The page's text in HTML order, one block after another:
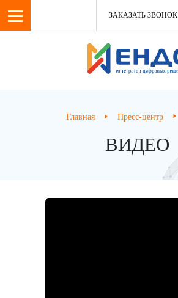
ЗАКАЗАТЬ ЗВОНОК
Главная Пресс-центр
ВИДЕО